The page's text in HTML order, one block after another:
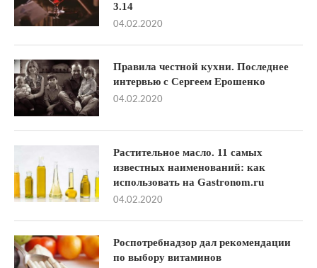
3.14
04.02.2020
Правила честной кухни. Последнее
интервью с Сергеем Ерошенко
04.02.2020
Растительное масло. 11 самых
известных наименований: как
использовать на Gastronom.ru
04.02.2020
Роспотребнадзор дал рекомендации
по выбору витаминов